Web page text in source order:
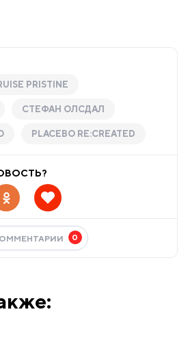
PRISTINE
СТЕФАН ОЛСДАЛ
PLACEBO RE:CREATED
0